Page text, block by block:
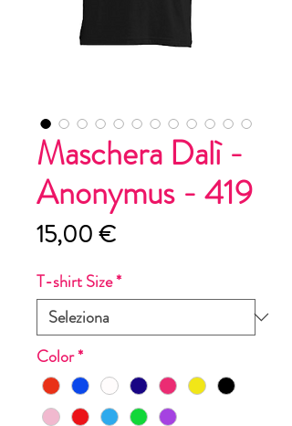
Maschera Dalì -
Anonymus - 419
15,00 €Prezzo
T-shirt Size*
Color*